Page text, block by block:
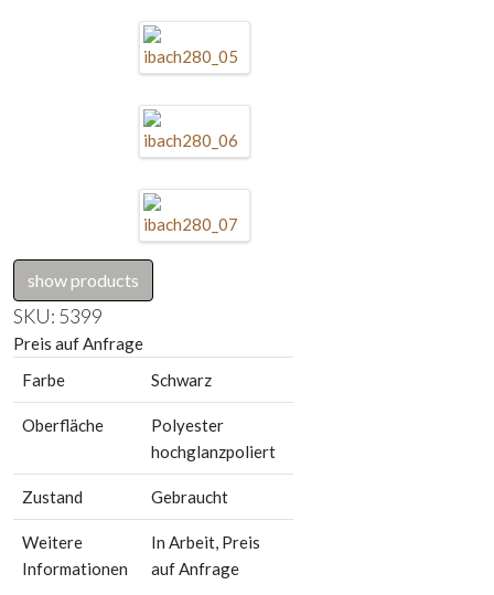
show products
SKU: 5399
Preis auf Anfrage
Farbe
Schwarz
Oberfläche
Polyester
hochglanzpoliert
Zustand Gebraucht
Weitere
Informationen
In Arbeit, Preis
auf Anfrage